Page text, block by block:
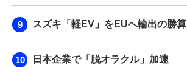
スズキ「軽EV」をEUへ輸出の勝算
日本企業で「脱オラクル」加速